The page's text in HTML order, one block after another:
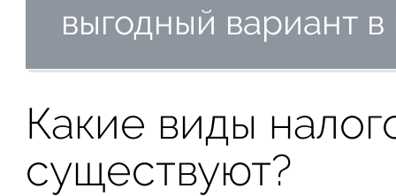
выгодный вариант
Какие виды
существуют?